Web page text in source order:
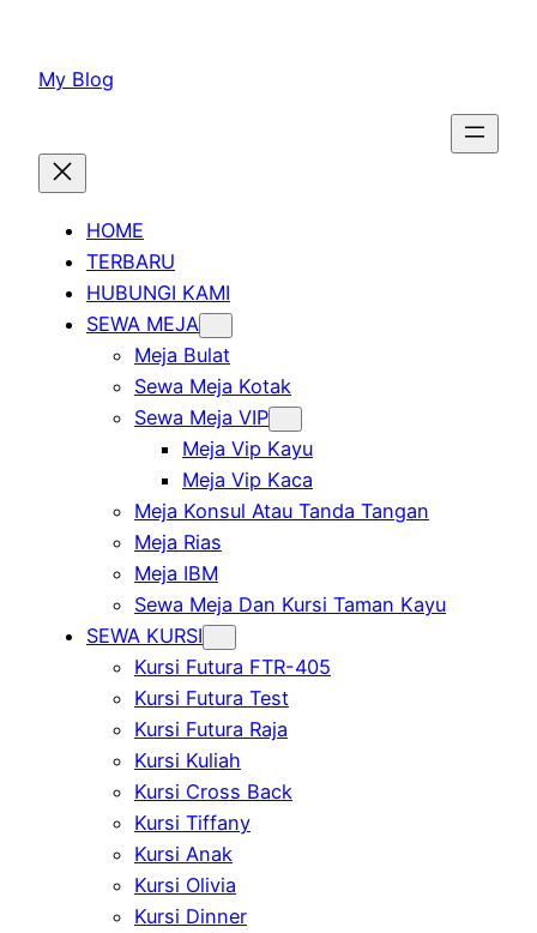
konten
My Blog
HOME
TERBARU
HUBUNGI KAMI
SEWA MEJA
Meja Bulat
Sewa Meja Kotak
Sewa Meja VIP
Meja Vip Kayu
Meja Vip Kaca
Meja Konsul Atau Tanda Tangan
Meja Rias
Meja IBM
Sewa Meja Dan Kursi Taman Kayu
SEWA KURSI
Kursi Futura FTR-405
Kursi Futura Test
Kursi Futura Raja
Kursi Kuliah
Kursi Cross Back
Kursi Tiffany
Kursi Anak
Kursi Olivia
Kursi Dinner